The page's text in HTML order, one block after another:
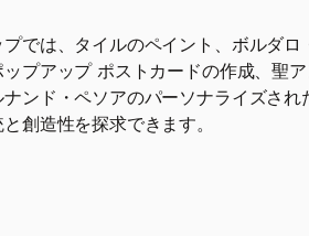
では、タイルのペイント、ボルダロ
プアップ ポストカードの作成、聖
ンド・ペソアのパーソナライズされ
創造性を探求できます。